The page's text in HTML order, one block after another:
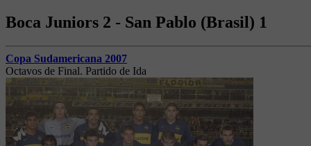
Boca Juniors 2 - San Pablo (Brasil) 1
Copa Sudamericana 2007
Octavos de Final. Partido de Ida